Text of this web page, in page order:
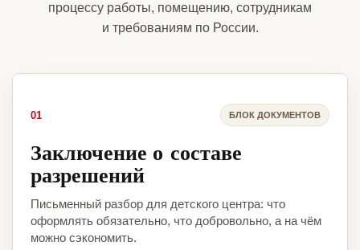
процессу работы, помещению, сотрудникам
и требованиям по России.
01 БЛОК ДОКУМЕНТОВ
Заключение о составе
разрешений
Письменный разбор для детского центра: что
оформлять обязательно, что добровольно, а на чём
можно сэкономить.